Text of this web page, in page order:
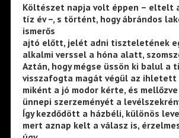
Költészet napja volt éppen – eltelt
tíz év –, s történt, hogy ábrándos
ismerős
ajtó előtt, jelét adni tiszteletének
alkalmi verssel a hóna alatt,
Aztán, hogy mégse üssön ki balul a
visszafogta magát végül az ihletett
miként a jó modor kérte, és
ünnepi szerzeményét a
Így kezdődött a házbéli, különös
mert aznap kelt a válasz is,